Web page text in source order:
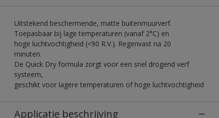
Uitstekend beschermende, matte buitenmuurverf.
Toepasbaar bij lage temperaturen (vanaf 2°C) en
hoge luchtvochtigheid (<90 R.V.). Regenvast na 20
minuten.
De Quick Dry formula zorgt voor een snel drogend verf
systeem,
geschikt voor lagere temperaturen of hoge luchtvochtigheid
Applicatie beschrijving